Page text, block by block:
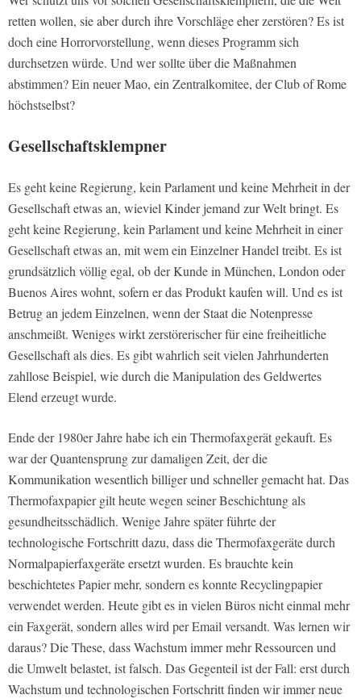
retten wollen, sie aber durch ihre Vorschläge eher zerstören? Es ist
doch eine Horrorvorstellung, wenn dieses Programm sich
durchsetzen würde. Und wer sollte über die Maßnahmen
abstimmen? Ein neuer Mao, ein Zentralkomitee, der Club of Rome
höchstselbst?
Gesellschaftsklempner
Es geht keine Regierung, kein Parlament und keine Mehrheit in der
Gesellschaft etwas an, wieviel Kinder jemand zur Welt bringt. Es
geht keine Regierung, kein Parlament und keine Mehrheit in einer
Gesellschaft etwas an, mit wem ein Einzelner Handel treibt. Es ist
grundsätzlich völlig egal, ob der Kunde in München, London oder
Buenos Aires wohnt, sofern er das Produkt kaufen will. Und es ist
Betrug an jedem Einzelnen, wenn der Staat die Notenpresse
anschmeißt. Weniges wirkt zerstörerischer für eine freiheitliche
Gesellschaft als dies. Es gibt wahrlich seit vielen Jahrhunderten
zahllose Beispiel, wie durch die Manipulation des Geldwertes
Elend erzeugt wurde.
Ende der 1980er Jahre habe ich ein Thermofaxgerät gekauft. Es
war der Quantensprung zur damaligen Zeit, der die
Kommunikation wesentlich billiger und schneller gemacht hat. Das
Thermofaxpapier gilt heute wegen seiner Beschichtung als
gesundheitsschädlich. Wenige Jahre später führte der
technologische Fortschritt dazu, dass die Thermofaxgeräte durch
Normalpapierfaxgeräte ersetzt wurden. Es brauchte kein
beschichtetes Papier mehr, sondern es konnte Recyclingpapier
verwendet werden. Heute gibt es in vielen Büros nicht einmal mehr
ein Faxgerät, sondern alles wird per Email versandt. Was lernen wir
daraus? Die These, dass Wachstum immer mehr Ressourcen und
die Umwelt belastet, ist falsch. Das Gegenteil ist der Fall: erst durch
Wachstum und technologischen Fortschritt finden wir immer neue